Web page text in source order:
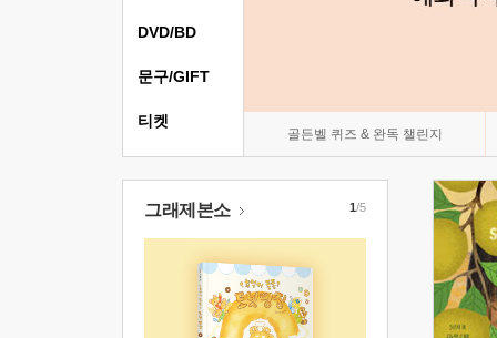
골든벨 퀴즈 & 완독 챌린지
DVD/BD
문구/GIFT
티켓
그래제본소 1/5